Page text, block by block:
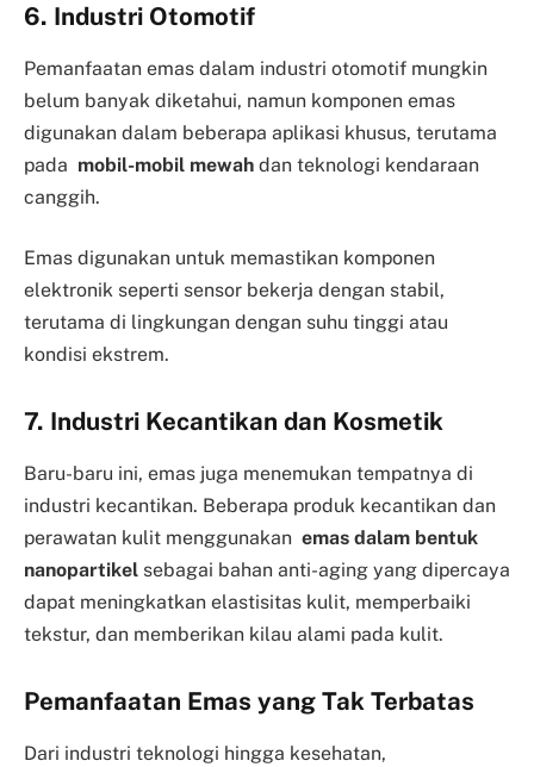
6. Industri Otomotif
Pemanfaatan emas dalam industri otomotif mungkin
belum banyak diketahui, namun komponen emas
digunakan dalam beberapa aplikasi khusus, terutama
pada mobil-mobil mewah dan teknologi kendaraan
canggih.
Emas digunakan untuk memastikan komponen
elektronik seperti sensor bekerja dengan stabil,
terutama di lingkungan dengan suhu tinggi atau
kondisi ekstrem.
7. Industri Kecantikan dan Kosmetik
Baru-baru ini, emas juga menemukan tempatnya di
industri kecantikan. Beberapa produk kecantikan dan
perawatan kulit menggunakan emas dalam bentuk
nanopartikel sebagai bahan anti-aging yang dipercaya
dapat meningkatkan elastisitas kulit, memperbaiki
tekstur, dan memberikan kilau alami pada kulit.
Pemanfaatan Emas yang Tak Terbatas
Dari industri teknologi hingga kesehatan,